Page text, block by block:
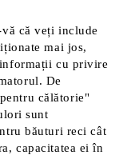
că veți include
mai jos,
cu privire
De
călătorie"
sunt
băuturi reci cât
capacitatea ei în